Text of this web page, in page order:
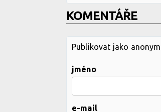
KOMENTÁŘE
Publikovat jako
jméno
e-mail